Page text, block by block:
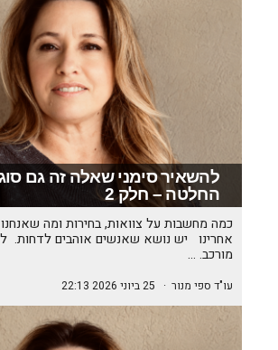
להשאיר סימני שאלה זה גם
החלטה – חלק 2
כמה מחשבות על צוואות, בחירות ומה
אחרינו יש נושא שאנשים אוהבים לדחות.
מורכב. …
עו"ד ספי מנור · 25 ביוני 2026 22:13